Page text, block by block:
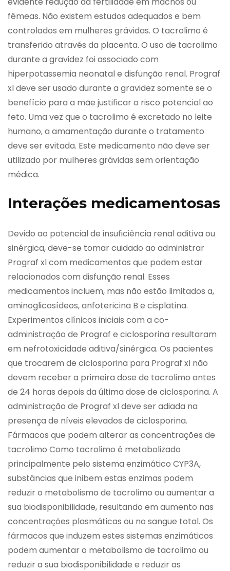
fêmeas. Não existem estudos adequados e bem
controlados em mulheres grávidas. O tacrolimo é
transferido através da placenta. O uso de tacrolimo
durante a gravidez foi associado com
hiperpotassemia neonatal e disfunção renal. Prograf
xl deve ser usado durante a gravidez somente se o
benefício para a mãe justificar o risco potencial ao
feto. Uma vez que o tacrolimo é excretado no leite
humano, a amamentação durante o tratamento
deve ser evitada. Este medicamento não deve ser
utilizado por mulheres grávidas sem orientação
médica.
Interações medicamentosas
Devido ao potencial de insuficiência renal aditiva ou
sinérgica, deve-se tomar cuidado ao administrar
Prograf xl com medicamentos que podem estar
relacionados com disfunção renal. Esses
medicamentos incluem, mas não estão limitados a,
aminoglicosídeos, anfotericina B e cisplatina.
Experimentos clínicos iniciais com a co-
administração de Prograf e ciclosporina resultaram
em nefrotoxicidade aditiva/sinérgica. Os pacientes
que trocarem de ciclosporina para Prograf xl não
devem receber a primeira dose de tacrolimo antes
de 24 horas depois da última dose de ciclosporina. A
administração de Prograf xl deve ser adiada na
presença de níveis elevados de ciclosporina.
Fármacos que podem alterar as concentrações de
tacrolimo Como tacrolimo é metabolizado
principalmente pelo sistema enzimático CYP3A,
substâncias que inibem estas enzimas podem
reduzir o metabolismo de tacrolimo ou aumentar a
sua biodisponibilidade, resultando em aumento nas
concentrações plasmáticas ou no sangue total. Os
fármacos que induzem estes sistemas enzimáticos
podem aumentar o metabolismo de tacrolimo ou
reduzir a sua biodisponibilidade e reduzir as